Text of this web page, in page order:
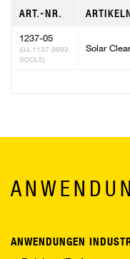
ART.-NR.
1237-05
(04.1137.9999,
SOCL5)
Solar
ANWENDUNGEN